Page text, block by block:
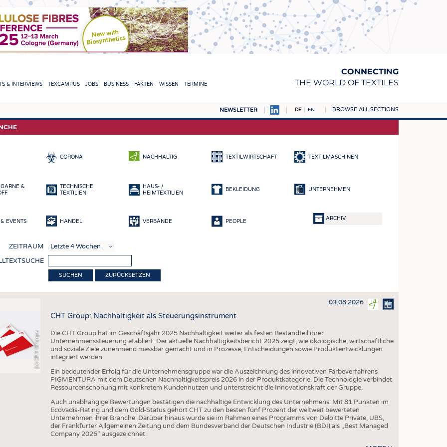
CONNECTING
THE WORLD OF TEXTILES
& INTERVIEWS TEXCAMPUS JOBS BUSINESS FAKTEN WISSEN TERMINE
NEWSLETTER DE EN BROWSE ALL SECTIONS
TEXTILE LEADERSHIP FASERN
GEWEBE
VLIESSTOFFE
NACHHALTIGKEIT
KREISLAUFWIRTSCHAFT
TECHNISCHE TEXTILIEN
SMART TEXTILES
MEDIZIN
HAUS- UND HEIMTEXTILIEN
BEKLEIDUNG
CORONA NACHHALTIG TEXTILWIRTSCHAFT TEXTILMASCHINEN
&
TECHNISCHE
TEXTILIEN
HAUS- /
HEIMTEXTILIEN
BEKLEIDUNG UNTERNEHMEN
EVENTS HANDEL VERBÄNDE PEOPLE ARCHIV
ZEITRAUM
ZURÜCKSETZEN
(c) CHT Gruppe
03.08.2026
CHT Group: Nachhaltigkeit als Steuerungsinstrument
Die CHT Group hat im Geschäftsjahr 2025 Nachhaltigkeit weiter als festen Bestandteil ihrer
Unternehmenssteuerung etabliert. Der aktuelle Nachhaltigkeitsbericht 2025 zeigt, wie ökologische, wirtschaftliche
und soziale Ziele zunehmend messbar gemacht und in Prozesse, Entscheidungen sowie Produktentwicklungen
integriert werden.
Ein bedeutender Erfolg für die Unternehmensgruppe war die Auszeichnung des innovativen Färbeverfahrens
PIGMENTURA mit dem Deutschen Nachhaltigkeitspreis 2026 in der Produktkategorie. Die Technologie verbindet
Ressourcenschonung mit konkretem Kundennutzen und unterstreicht die Innovationskraft der Gruppe.
Auch unabhängige Bewertungen bestätigen die nachhaltige Entwicklung des Unternehmens: Mit 81 Punkten im
EcoVadis-Rating und dem Gold-Status gehört CHT zu den besten fünf Prozent der weltweit bewerteten
Unternehmen ihrer Branche. Darüber hinaus wurde sie im Rahmen eines Programms von Deloitte Private, UBS,
der Frankfurter Allgemeinen Zeitung und dem Bundesverband der Deutschen Industrie (BDI) als „Best Managed
Company 2026“ ausgezeichnet.